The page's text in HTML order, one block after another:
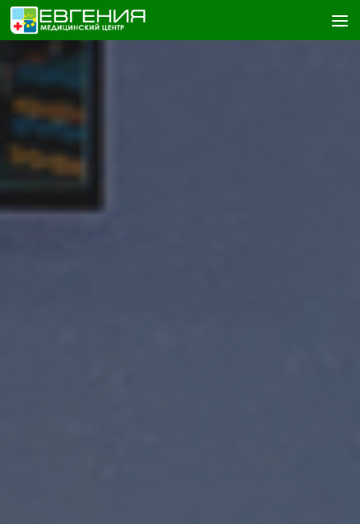
Skip to content